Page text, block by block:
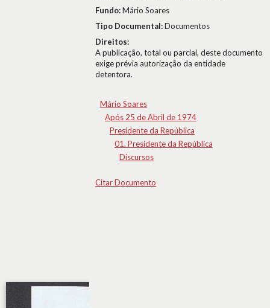
Fundo:Mário Soares
Tipo Documental:Documentos
Direitos:
A publicação, total ou parcial, deste documento
exige prévia autorização da entidade
detentora.
Mário Soares
Após 25 de Abril de 1974
Presidente da República
01. Presidente da República
Discursos
Citar Documento